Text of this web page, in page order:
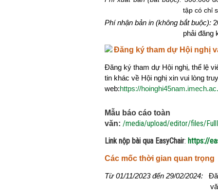
tập có chỉ
Phí nhận bản in (không bắt buộc):
phải đăng
Đăng ký tham dự Hội nghị
Đăng ký tham dự Hội nghị, thể lệ
tin khác về Hội nghị xin vui lòng
web:https://
Mẫu báo cáo toàn
văn: /media/upload/editor/files/
Link nộp bài qua EasyChair: https://
Các mốc thời gian quan trọng
Từ 01/11/2023 đến 29/02/2024: